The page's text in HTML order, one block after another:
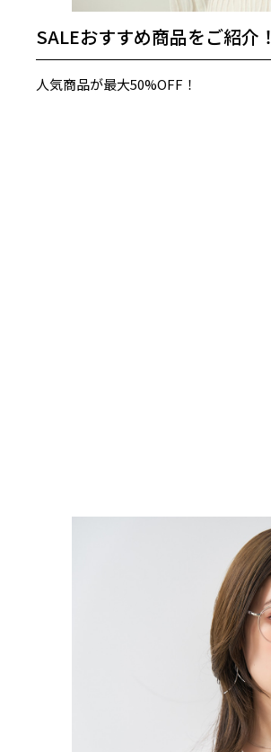
SALEおすすめ商品をご紹介！
人気商品が最大50%OFF！